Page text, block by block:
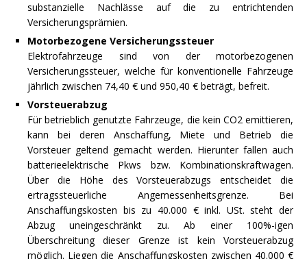
substanzielle Nachlässe auf die zu entrichtenden
Versicherungsprämien.
Motorbezogene Versicherungssteuer
Elektrofahrzeuge sind von der motorbezogenen
Versicherungssteuer, welche für konventionelle Fahrzeuge
jährlich zwischen 74,40 € und 950,40 € beträgt, befreit.
Vorsteuerabzug
Für betrieblich genutzte Fahrzeuge, die kein CO2 emittieren,
kann bei deren Anschaffung, Miete und Betrieb die
Vorsteuer geltend gemacht werden. Hierunter fallen auch
batterieelektrische Pkws bzw. Kombinationskraftwagen.
Über die Höhe des Vorsteuerabzugs entscheidet die
ertragssteuerliche Angemessenheitsgrenze. Bei
Anschaffungskosten bis zu 40.000 € inkl. USt. steht der
Abzug uneingeschränkt zu. Ab einer 100%-igen
Überschreitung dieser Grenze ist kein Vorsteuerabzug
möglich. Liegen die Anschaffungskosten zwischen 40.000 €